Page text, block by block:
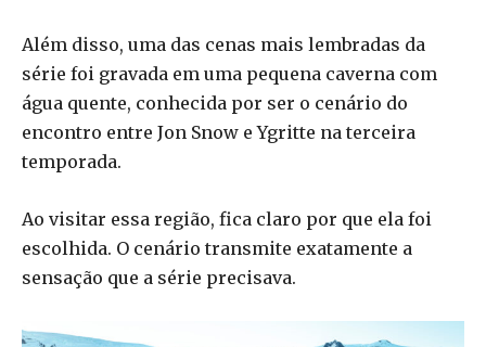
Além disso, uma das cenas mais lembradas da
série foi gravada em uma pequena caverna com
água quente, conhecida por ser o cenário do
encontro entre Jon Snow e Ygritte na terceira
temporada.
Ao visitar essa região, fica claro por que ela foi
escolhida. O cenário transmite exatamente a
sensação que a série precisava.